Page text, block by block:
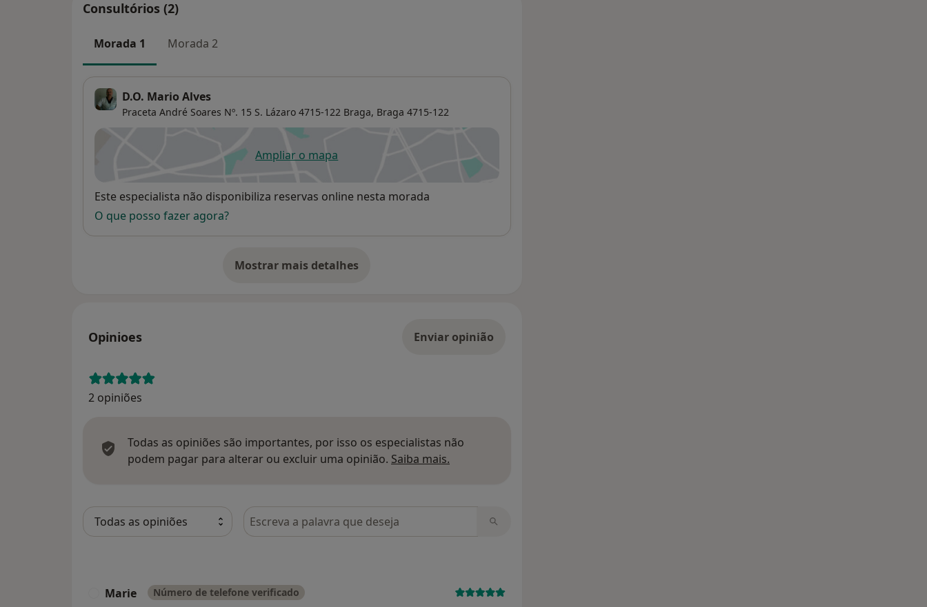
Consultórios (2)
Morada 1 Morada 2
D.O. Mario Alves
Praceta André Soares Nº. 15 S. Lázaro 4715-122 Braga, Braga 4715-122
Ampliar o mapaabre num novo separador
Disponibilidade
Este especialista não disponibiliza reservas online nesta morada
O que posso fazer agora?
Mostrar mais detalhes
sobre o endereço
Opinioes Enviar opinião
2 opiniões
Todas as opiniões são importantes, por isso os especialistas não
podem pagar para alterar ou excluir uma opinião. Saiba mais.
Pesquisar em opiniões
Marie Número de telefone verificado